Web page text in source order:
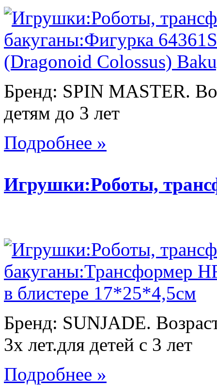
Бренд: SPIN MASTER.
детям до 3 лет
Подробнее »
Игрушки:Роботы,
Бренд: SUNJADE.
3х лет.для детей с 3 лет
Подробнее »